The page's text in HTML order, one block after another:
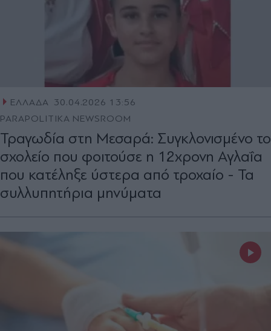
ΕΛΛΑΔΑ 30.04.2026 13:56
PARAPOLITIKA NEWSROOM
Τραγωδία στη Μεσαρά: Συγκλονισμένο το
σχολείο που φοιτούσε η 12χρονη Αγλαΐα
που κατέληξε ύστερα από τροχαίο - Τα
συλλυπητήρια μηνύματα